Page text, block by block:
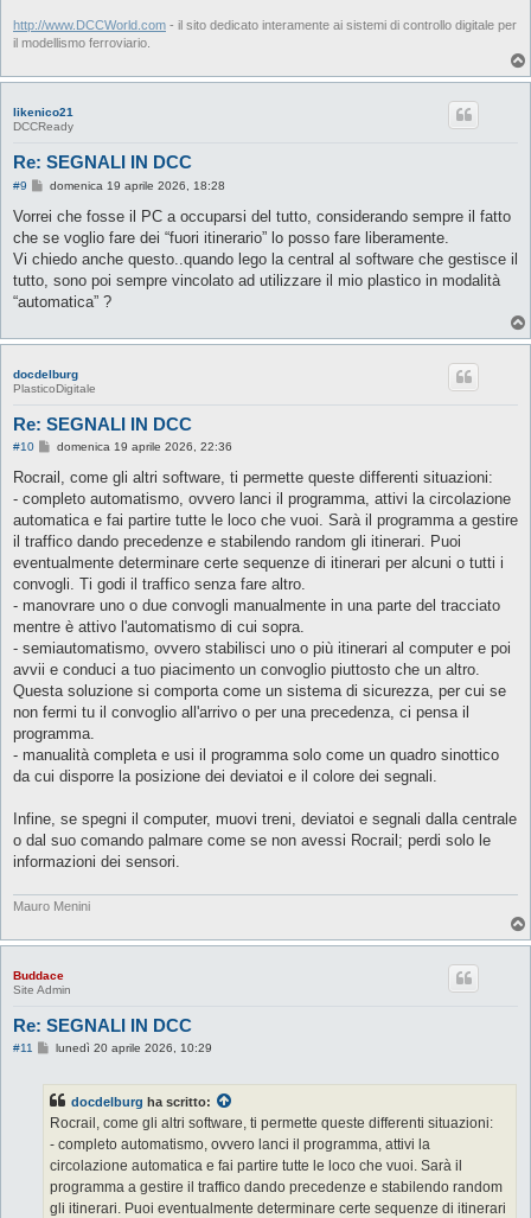
http://www.DCCWorld.com - il sito dedicato interamente ai sistemi di controllo digitale per
il modellismo ferroviario.
likenico21
DCCReady
Re: SEGNALI IN DCC
#9
M
s
a
g
i
o
domenica 19 aprile 2026, 18:28
Vorrei che fosse il PC a occuparsi del tutto, considerando sempre il fatto
che se voglio fare dei “fuori itinerario” lo posso fare liberamente.
Vi chiedo anche questo..quando lego la central al software che gestisce il
tutto, sono poi sempre vincolato ad utilizzare il mio plastico in modalità
“automatica” ?
docdelburg
PlasticoDigitale
Re: SEGNALI IN DCC
#10
M
s
a
g
i
o
domenica 19 aprile 2026, 22:36
Rocrail, come gli altri software, ti permette queste differenti situazioni:
- completo automatismo, ovvero lanci il programma, attivi la circolazione
automatica e fai partire tutte le loco che vuoi. Sarà il programma a gestire
il traffico dando precedenze e stabilendo random gli itinerari. Puoi
eventualmente determinare certe sequenze di itinerari per alcuni o tutti i
convogli. Ti godi il traffico senza fare altro.
- manovrare uno o due convogli manualmente in una parte del tracciato
mentre è attivo l'automatismo di cui sopra.
- semiautomatismo, ovvero stabilisci uno o più itinerari al computer e poi
avvii e conduci a tuo piacimento un convoglio piuttosto che un altro.
Questa soluzione si comporta come un sistema di sicurezza, per cui se
non fermi tu il convoglio all'arrivo o per una precedenza, ci pensa il
programma.
- manualità completa e usi il programma solo come un quadro sinottico
da cui disporre la posizione dei deviatoi e il colore dei segnali.
Infine, se spegni il computer, muovi treni, deviatoi e segnali dalla centrale
o dal suo comando palmare come se non avessi Rocrail; perdi solo le
informazioni dei sensori.
Mauro Menini
Buddace
Site Admin
Re: SEGNALI IN DCC
#11
M
a
g
i
o
lunedì 20 aprile 2026, 10:29
docdelburg ha scritto:
Rocrail, come gli altri software, ti permette queste differenti situazioni:
- completo automatismo, ovvero lanci il programma, attivi la
circolazione automatica e fai partire tutte le loco che vuoi. Sarà il
programma a gestire il traffico dando precedenze e stabilendo random
gli itinerari. Puoi eventualmente determinare certe sequenze di itinerari